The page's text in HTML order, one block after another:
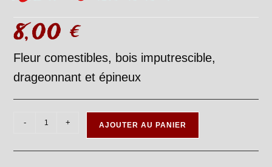
8,00 €
Fleur comestibles, bois imputrescible,
drageonnant et épineux
- + AJOUTER AU PANIER